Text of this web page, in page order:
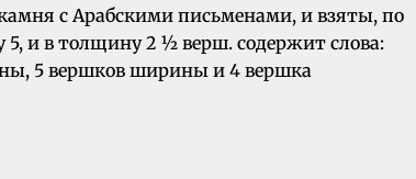
с Арабскими письменами, и взяты, по
и в толщину 2 ½ верш. содержит слова:
5 вершков ширины и 4 вершка